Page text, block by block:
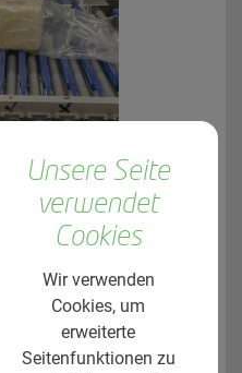
Unsere Seite
verwendet
Cookies
Wir verwenden
Cookies, um
erweiterte
Seitenfunktionen zu